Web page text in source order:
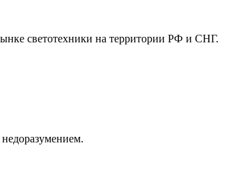
светотехники на территории РФ и СНГ.